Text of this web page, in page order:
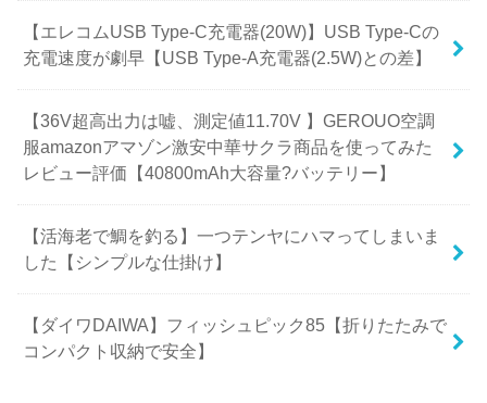
【エレコムUSB Type-C充電器(20W)】USB Type-Cの
充電速度が劇早【USB Type-A充電器(2.5W)との差】
【36V超高出力は嘘、測定値11.70V 】GEROUO空調
服amazonアマゾン激安中華サクラ商品を使ってみた
レビュー評価【40800mAh大容量?バッテリー】
【活海老で鯛を釣る】一つテンヤにハマってしまいま
した【シンプルな仕掛け】
【ダイワDAIWA】フィッシュピック85【折りたたみで
コンパクト収納で安全】